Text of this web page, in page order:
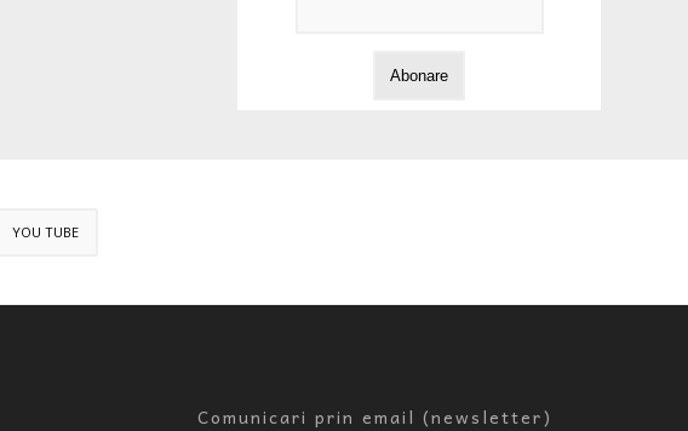
YOU TUBE
Comunicari prin email (newsletter)